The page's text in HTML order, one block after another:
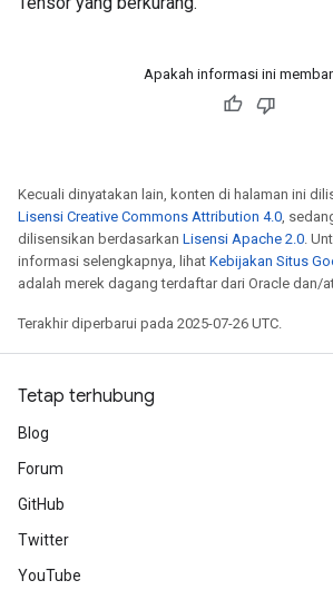
Apakah informasi ini
Kecuali dinyatakan lain, konten di halaman ini
Lisensi Creative Commons Attribution 4.0,
dilisensikan berdasarkan Lisensi Apache 2.0.
informasi selengkapnya, lihat Kebijakan Situs
adalah merek dagang terdaftar dari Oracle dan/
Terakhir diperbarui pada 2025-07-26 UTC.
Tetap terhubung
Blog
Forum
GitHub
Twitter
YouTube